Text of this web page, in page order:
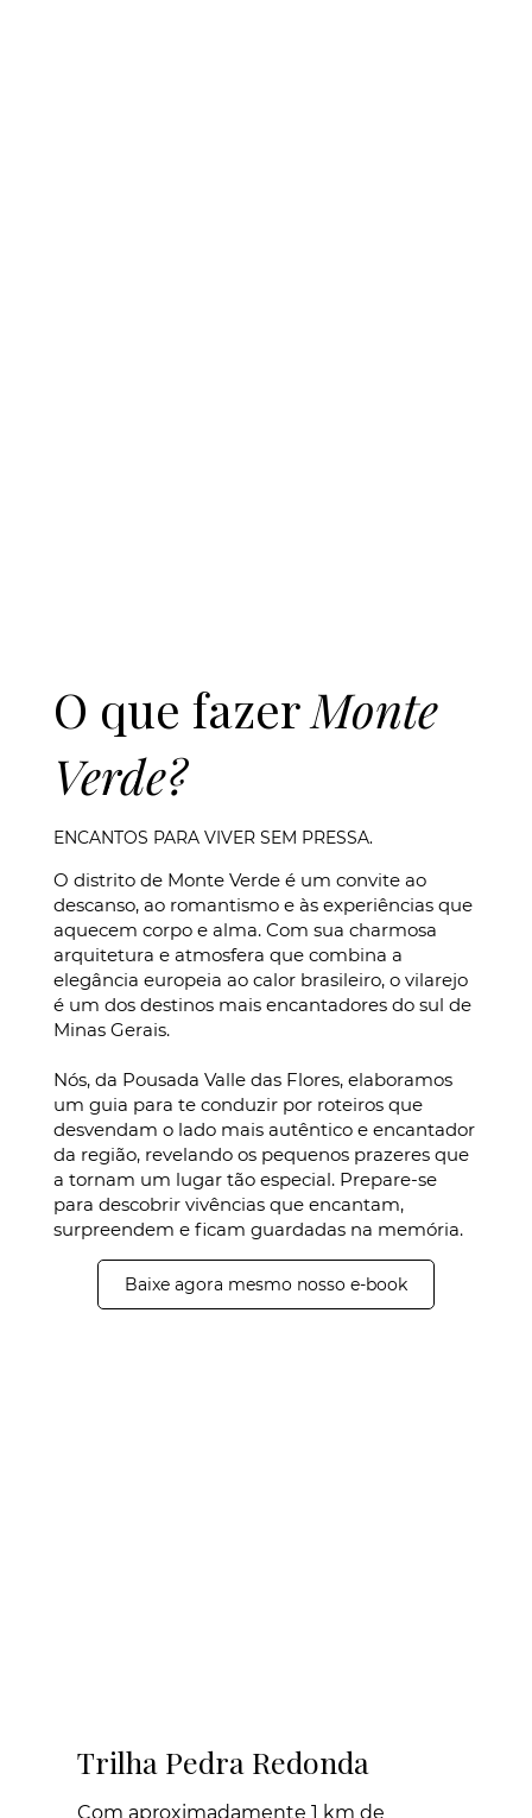
O que fazerMonte
Verde?
ENCANTOS PARA VIVER SEM PRESSA.
O distrito de Monte Verde é um convite ao
descanso, ao romantismo e às experiências que
aquecem corpo e alma. Com sua charmosa
arquitetura e atmosfera que combina a
elegância europeia ao calor brasileiro, o vilarejo
é um dos destinos mais encantadores do sul de
Minas Gerais.
Nós, da Pousada Valle das Flores, elaboramos
um guia para te conduzir por roteiros que
desvendam o lado mais autêntico e encantador
da região, revelando os pequenos prazeres que
a tornam um lugar tão especial. Prepare-se
para descobrir vivências que encantam,
surpreendem e ficam guardadas na memória.
Baixe agora mesmo nosso e-book
Trilha Pedra Redonda
Com aproximadamente 1 km de